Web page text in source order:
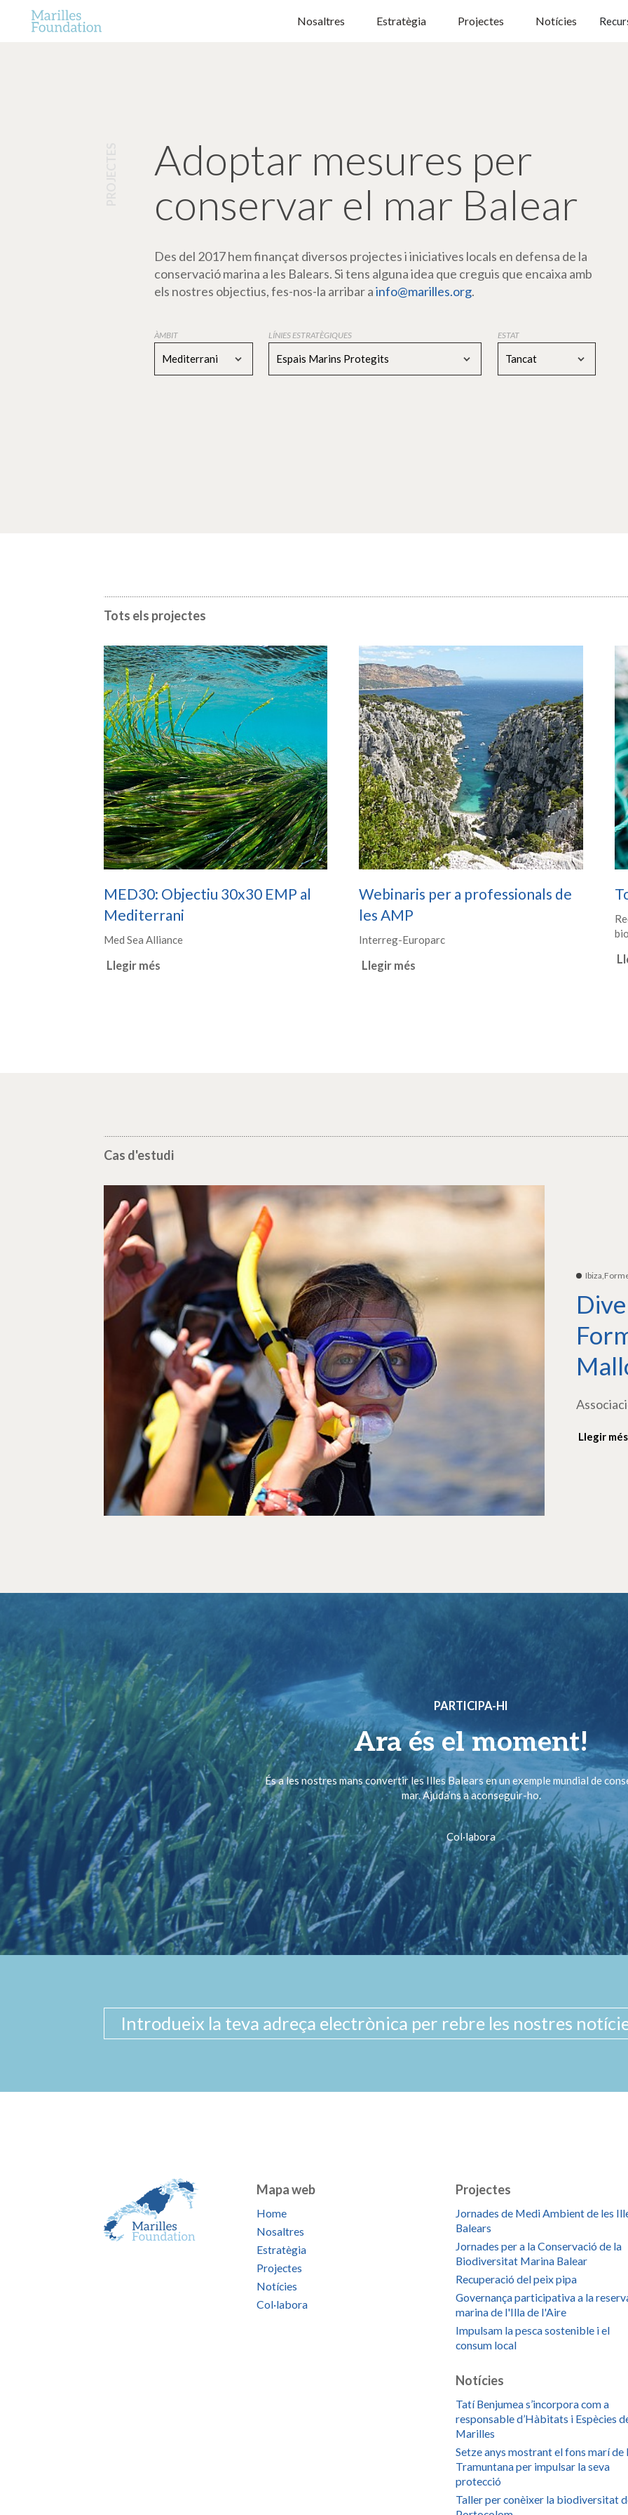
Nosaltres Estratègia Projectes Notícies
Adoptar mesures per
conservar el mar Balear
Des del 2017 hem finançat diversos projectes i iniciatives locals en defensa de la
conservació marina a les Balears. Si tens alguna idea que creguis que encaixa amb
els nostres objectius, fes-nos-la arribar ainfo@marilles.org.
ÀMBIT
Mediterrani
LÍNIES ESTRATÈGIQUES
Espais Marins Protegits
ESTAT
Tancat
Tots els projectes
MED30: Objectiu 30x30 EMP al
Mediterrani
Med Sea Alliance
Llegir més
Webinaris per a professionals de
les AMP
Interreg-Europarc
Llegir més
Cas d'estudi
Llegir més
PARTICIPA-HI
Ara és el moment!
És a les nostres mans convertir les Illes Balears en un exemple mundial de
mar. Ajuda’ns a aconseguir-ho.
Col·labora
Mapa web
Home
Nosaltres
Estratègia
Projectes
Notícies
Col·labora
Projectes
Jornades de Medi Ambient de les
Balears
Jornades per a la Conservació de la
Biodiversitat Marina Balear
Recuperació del peix pipa
Governança participativa a la
marina de l'Illa de l'Aire
Impulsam la pesca sostenible i el
consum local
Notícies
Tatí Benjumea s’incorpora com a
responsable d’Hàbitats i Espècies
Marilles
Setze anys mostrant el fons marí de
Tramuntana per impulsar la seva
protecció
Taller per conèixer la biodiversitat